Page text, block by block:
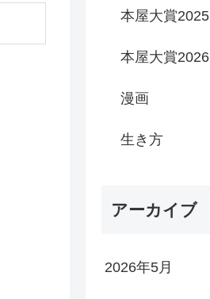
本屋大賞2025
本屋大賞2026
漫画
生き方
アーカイブ
2026年5月